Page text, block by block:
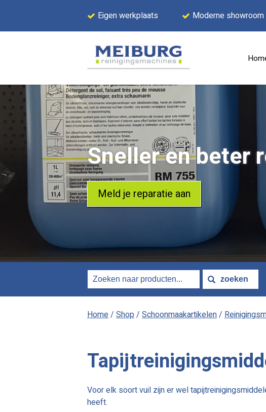
Eigen werkplaats Moderne showroom
Sneller en beter
Meld je reparatie aan
Home/ Shop/ Schoonmaakartikelen/
Voor elk soort vuil zijn er wel
heeft.